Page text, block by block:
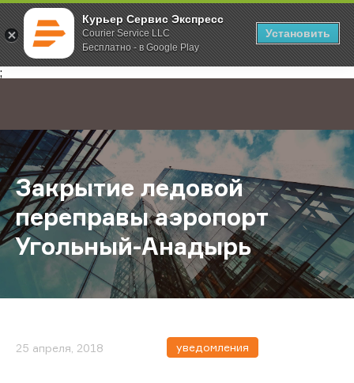
Курьер Сервис Экспресс
Courier Service LLC
Бесплатно - в Google Play
Установить
;
Главная О компании Новости Закрытие ледовой переправы
Закрытие ледовой
переправы аэропорт
Угольный-Анадырь
25 апреля, 2018 уведомления